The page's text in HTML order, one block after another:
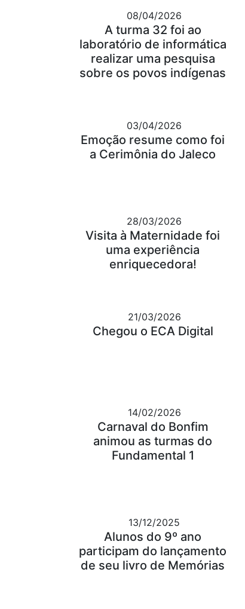
08/04/2026
A turma 32 foi ao
laboratório de informática
realizar uma pesquisa
sobre os povos indígenas
03/04/2026
Emoção resume como foi
a Cerimônia do Jaleco
28/03/2026
Visita à Maternidade foi
uma experiência
enriquecedora!
21/03/2026
Chegou o ECA Digital
14/02/2026
Carnaval do Bonfim
animou as turmas do
Fundamental 1
13/12/2025
Alunos do 9º ano
participam do lançamento
de seu livro de Memórias